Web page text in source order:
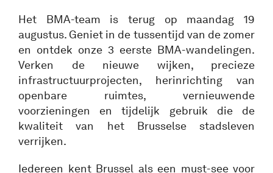
Het BMA-team is terug op maandag 19
augustus. Geniet in de tussentijd van de zomer
en ontdek onze 3 eerste BMA-wandelingen.
Verken de nieuwe wijken, precieze
infrastructuurprojecten, herinrichting van
openbare ruimtes, vernieuwende
voorzieningen en tijdelijk gebruik die de
kwaliteit van het Brusselse stadsleven
verrijken.
Iedereen kent Brussel als een must-see voor